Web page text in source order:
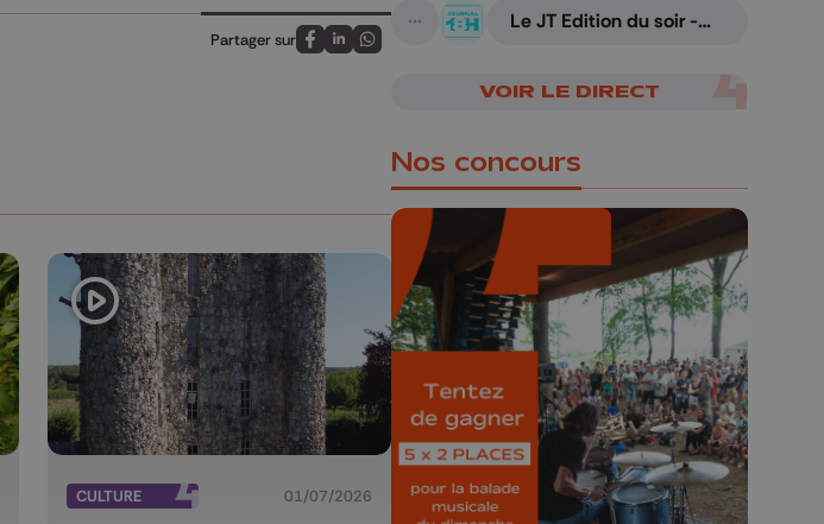
Partager sur
Partagez sur FaceBook
Partagez sur LinkedIn
Partagez sur Whatsapp
CULTURE 01/07/2026
A suivre
Le JT Edition du soir -
VOIR LE DIRECT
Nos concours
🎁 Gagnez 5x2
places pour le
Bucolique Ferrières
Festival 🌿🎶
Concours valable jusqu'au 9 août,
23h59.